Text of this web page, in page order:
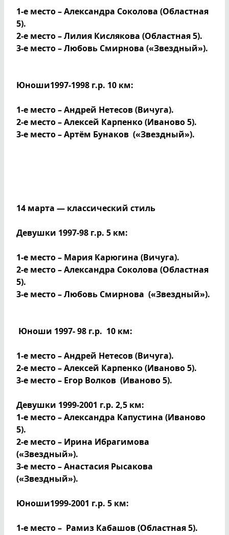
1-е место – Александра Соколова (Областная
5).
2-е место – Лилия Кислякова (Областная 5).
3-е место – Любовь Смирнова («Звездный»).
Юноши1997-1998 г.р. 10 км:
1-е место – Андрей Нетесов (Вичуга).
2-е место – Алексей Карпенко (Иваново 5).
3-е место – Артём Бунаков («Звездный»).
14 марта — классический стиль
Девушки 1997-98 г.р. 5 км:
1-е место – Мария Карюгина (Вичуга).
2-е место – Александра Соколова (Областная
5).
3-е место – Любовь Смирнова («Звездный»).
Юноши 1997- 98 г.р. 10 км:
1-е место – Андрей Нетесов (Вичуга).
2-е место – Алексей Карпенко (Иваново 5).
3-е место – Егор Волков (Иваново 5).
Девушки 1999-2001 г.р. 2,5 км:
1-е место – Александра Капустина (Иваново
5).
2-е место – Ирина Ибрагимова
(«Звездный»).
3-е место – Анастасия Рысакова
(«Звездный»).
Юноши1999-2001 г.р. 5 км:
1-е место – Рамиз Кабашов (Областная 5).